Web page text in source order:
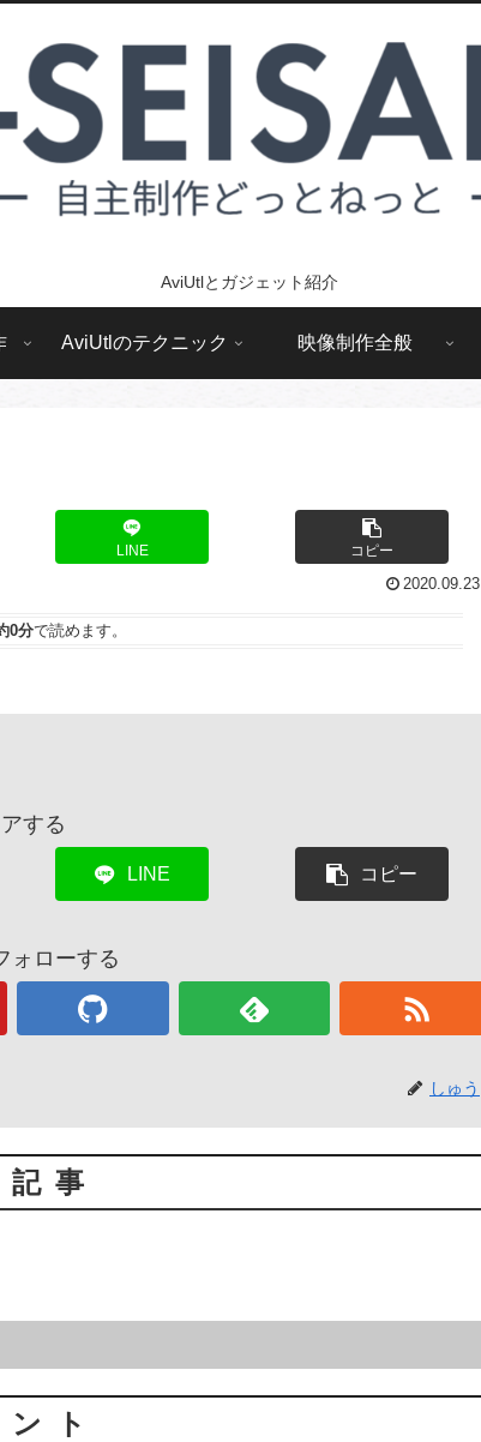
AviUtlとガジェット紹介
AviUtlのテクニック 映像制作全般
LINE コピー
2020.09.23
0分で読めます。
する
LINE コピー
ォローする
しゅう
事
ト